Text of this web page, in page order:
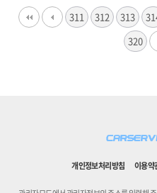
311 312 313
320
개인정보처리방침 이용약